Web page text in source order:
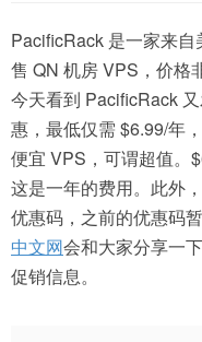
PacificRack 是一家来
售 QN 机房 VPS，价格
今天看到 PacificRack
惠，最低仅需 $6.99/年
便宜 VPS，可谓超值。
这是一年的费用。此外
优惠码，之前的优惠码
中文网会和大家分享一
促销信息。